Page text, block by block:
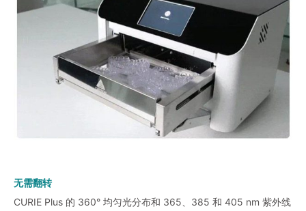
无需翻转
CURIE Plus 的 360° 均匀光分布和 365、385 和 405 nm 紫外线